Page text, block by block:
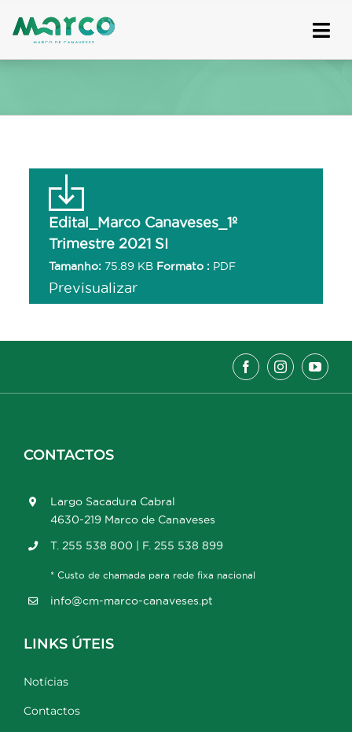
to
Edital_Marco Canaveses_1º
Trimestre 2021 SI
Tamanho: 75.89 KB Formato : PDF
Previsualizar
CONTACTOS
Largo Sacadura Cabral
4630-219 Marco de Canaveses
T. 255 538 800 | F. 255 538 899
* Custo de chamada para rede fixa nacional
info@cm-marco-canaveses.pt
LINKS ÚTEIS
Notícias
Contactos